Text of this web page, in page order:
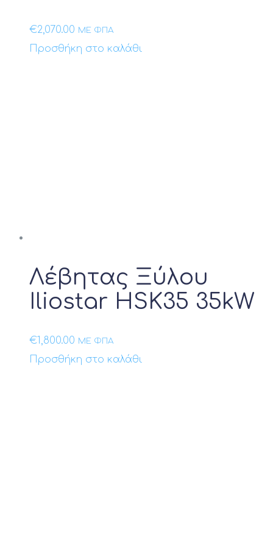
Προϊόν Αντίσταση
€2,070.00 ΜΕ ΦΠΑ
Προσθήκη στο καλάθι
Λέβητας Ξύλου
Iliostar HSK35 35kW
€ 1,800.00 ΜΕ ΦΠΑ
Προσθήκη στο καλάθι